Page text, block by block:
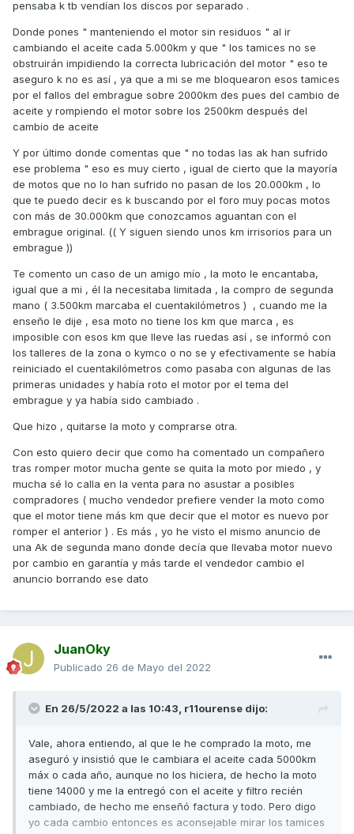
problema y yo no conozco qué factores exactamente se
tienen que dar para que falle, ni lo contrario: que factores
tienen que darse para que no falle. Y supongo que la
propia Kymco no debe tenerlo claro, de lo contrario ya
habría elaborado algún tipo de campaña aunque fuese solo
de buenas prácticas para asegurar el correcto
funcionamiento de la moto.
En tu caso concreto, creo que ya te has hecho una idea de
como mantener tu AK y detectar precozmente los fallos de
embrague, así que estoy seguro que disfrutarás mucho con
ella.
Saludos,
pensaba k tb vendían los discos por separado .
Donde pones " manteniendo el motor sin residuos " al ir
cambiando el aceite cada 5.000km y que " los tamices no se
obstruirán impidiendo la correcta lubricación del motor " eso te
aseguro k no es así , ya que a mi se me bloquearon esos tamices
por el fallos del embrague sobre 2000km des pues del cambio de
aceite y rompiendo el motor sobre los 2500km después del
cambio de aceite
Y por último donde comentas que " no todas las ak han sufrido
ese problema " eso es muy cierto , igual de cierto que la mayoría
de motos que no lo han sufrido no pasan de los 20.000km , lo
que te puedo decir es k buscando por el foro muy pocas motos
con más de 30.000km que conozcamos aguantan con el
embrague original. (( Y siguen siendo unos km irrisorios para un
embrague ))
Te comento un caso de un amigo mío , la moto le encantaba,
igual que a mi , él la necesitaba limitada , la compro de segunda
mano ( 3.500km marcaba el cuentakilómetros ) , cuando me la
enseño le dije , esa moto no tiene los km que marca , es
imposible con esos km que lleve las ruedas así , se informó con
los talleres de la zona o kymco o no se y efectivamente se había
reiniciado el cuentakilómetros como pasaba con algunas de las
primeras unidades y había roto el motor por el tema del
embrague y ya había sido cambiado .
Que hizo , quitarse la moto y comprarse otra.
Con esto quiero decir que como ha comentado un compañero
tras romper motor mucha gente se quita la moto por miedo , y
mucha sé lo calla en la venta para no asustar a posibles
compradores ( mucho vendedor prefiere vender la moto como
que el motor tiene más km que decir que el motor es nuevo por
romper el anterior ) . Es más , yo he visto el mismo anuncio de
una Ak de segunda mano donde decía que llevaba motor nuevo
por cambio en garantía y más tarde el vendedor cambio el
anuncio borrando ese dato
JuanOky
Publicado 26 de Mayo del 2022
En 26/5/2022 a las 10:43, r11ourense dijo:
Vale, ahora entiendo, al que le he comprado la moto, me
aseguró y insistió que le cambiara el aceite cada 5000km
máx o cada año, aunque no los hiciera, de hecho la moto
tiene 14000 y me la entregó con el aceite y filtro recién
cambiado, de hecho me enseñó factura y todo. Pero digo
yo cada cambio entonces es aconsejable mirar los tamices